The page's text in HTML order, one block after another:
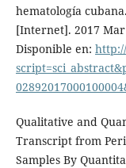
hematología
[Internet]. 2017 Mar
Disponible en:
Qualitative and
Transcript from
Samples By